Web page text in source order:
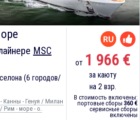
MSC
(6 городов/
Канны - Генуя / Милан
Рим - море - о.
от 1 966 €
за каюту
на 2 взр.
В стоимость включены:
портовые сборы 360 €
сервисные сборы
включены